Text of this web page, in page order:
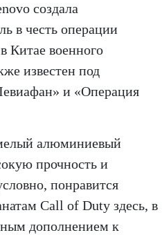
создала
в честь операции
Китае военного
известен под
и «Операция
алюминиевый
прочность и
понравится
Call of Duty здесь, в
дополнением к